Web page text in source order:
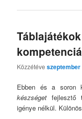
Közzétéveszeptember
Ebben és a soron
készséget fejlesztő
igénye nélkül.